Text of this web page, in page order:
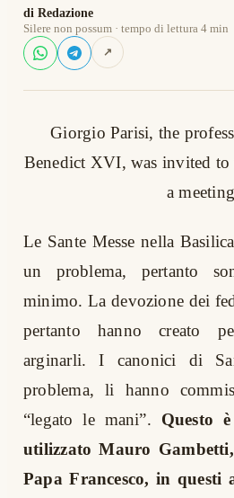
di Redazione
Silere non possum · tempo di lettura 4 min
↗
Giorgio Parisi, the
Benedict XVI, was invited to
a meeting
Le Sante Messe nella
un problema, pertanto
minimo. La devozione dei
pertanto hanno creato
arginarli. I canonici di
problema, li hanno
“legato le mani”. Questo
utilizzato Mauro
Papa Francesco, in questi